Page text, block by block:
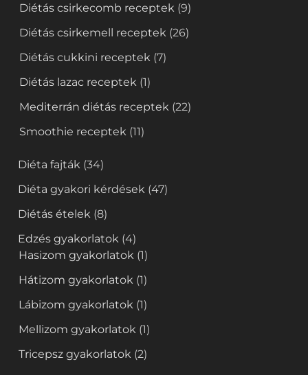
Diétás csirkecomb receptek (9)
Diétás csirkemell receptek (26)
Diétás cukkini receptek (7)
Diétás lazac receptek (1)
Mediterrán diétás receptek (22)
Smoothie receptek (11)
Diéta fajták (34)
Diéta gyakori kérdések (47)
Diétás ételek (8)
Edzés gyakorlatok (4)
Hasizom gyakorlatok (1)
Hátizom gyakorlatok (1)
Lábizom gyakorlatok (1)
Mellizom gyakorlatok (1)
Tricepsz gyakorlatok (2)